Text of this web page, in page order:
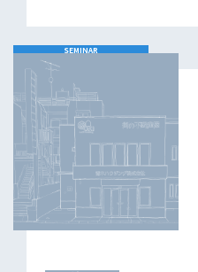
SEMINAR